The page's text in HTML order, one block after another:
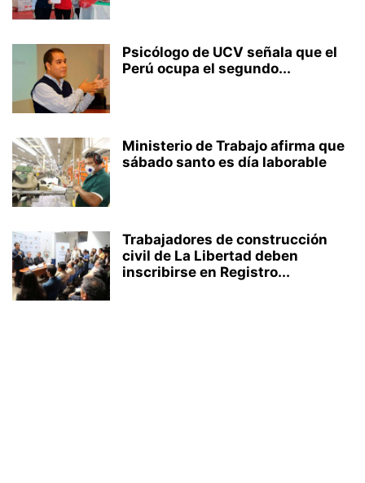
Psicólogo de UCV señala que el
Perú ocupa el segundo...
Ministerio de Trabajo afirma que
sábado santo es día laborable
Trabajadores de construcción
civil de La Libertad deben
inscribirse en Registro...